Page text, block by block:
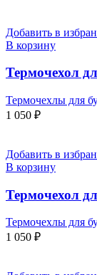
Добавить в
В корзину
Термочехол
Термочехлы для
1 050 ₽
Добавить в
В корзину
Термочехол
Термочехлы для
1 050 ₽